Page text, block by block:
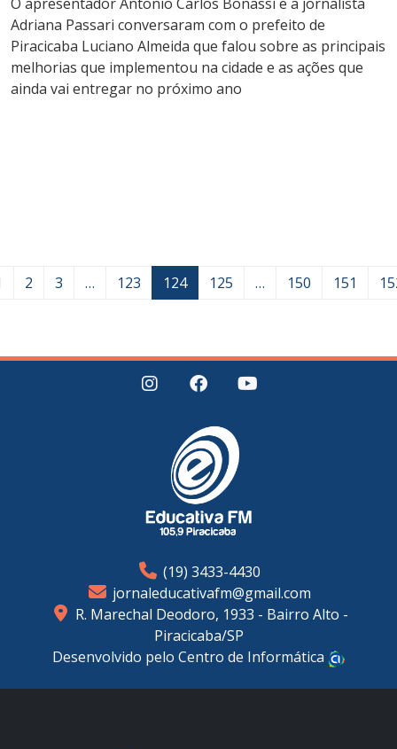
Adriana Passari conversaram com o prefeito de
Piracicaba Luciano Almeida que falou sobre as principais
melhorias que implementou na cidade e as ações que
ainda vai entregar no próximo ano
2 3 … 123 124 125 … 150 151
(19) 3433-4430
jornaleducativafm@gmail.com
R. Marechal Deodoro, 1933 - Bairro Alto -
Piracicaba/SP
Desenvolvido pelo Centro de Informática